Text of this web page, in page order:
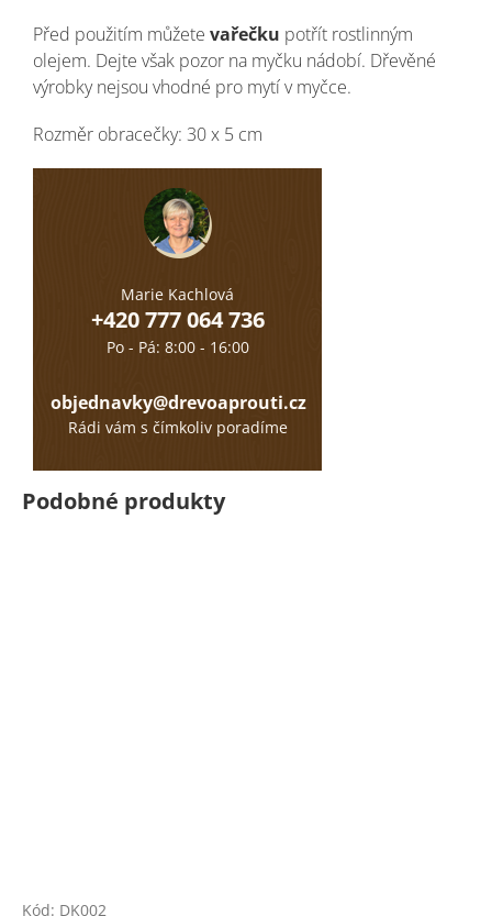
Před použitím můžete vařečku potřít rostlinným
olejem. Dejte však pozor na myčku nádobí. Dřevěné
výrobky nejsou vhodné pro mytí v myčce.
Rozměr obracečky: 30 x 5 cm
Marie Kachlová
+420 777 064 736
Po - Pá: 8:00 - 16:00
objednavky@drevoaprouti.cz
Rádi vám s čímkoliv poradíme
Podobné produkty
Kód: DK002